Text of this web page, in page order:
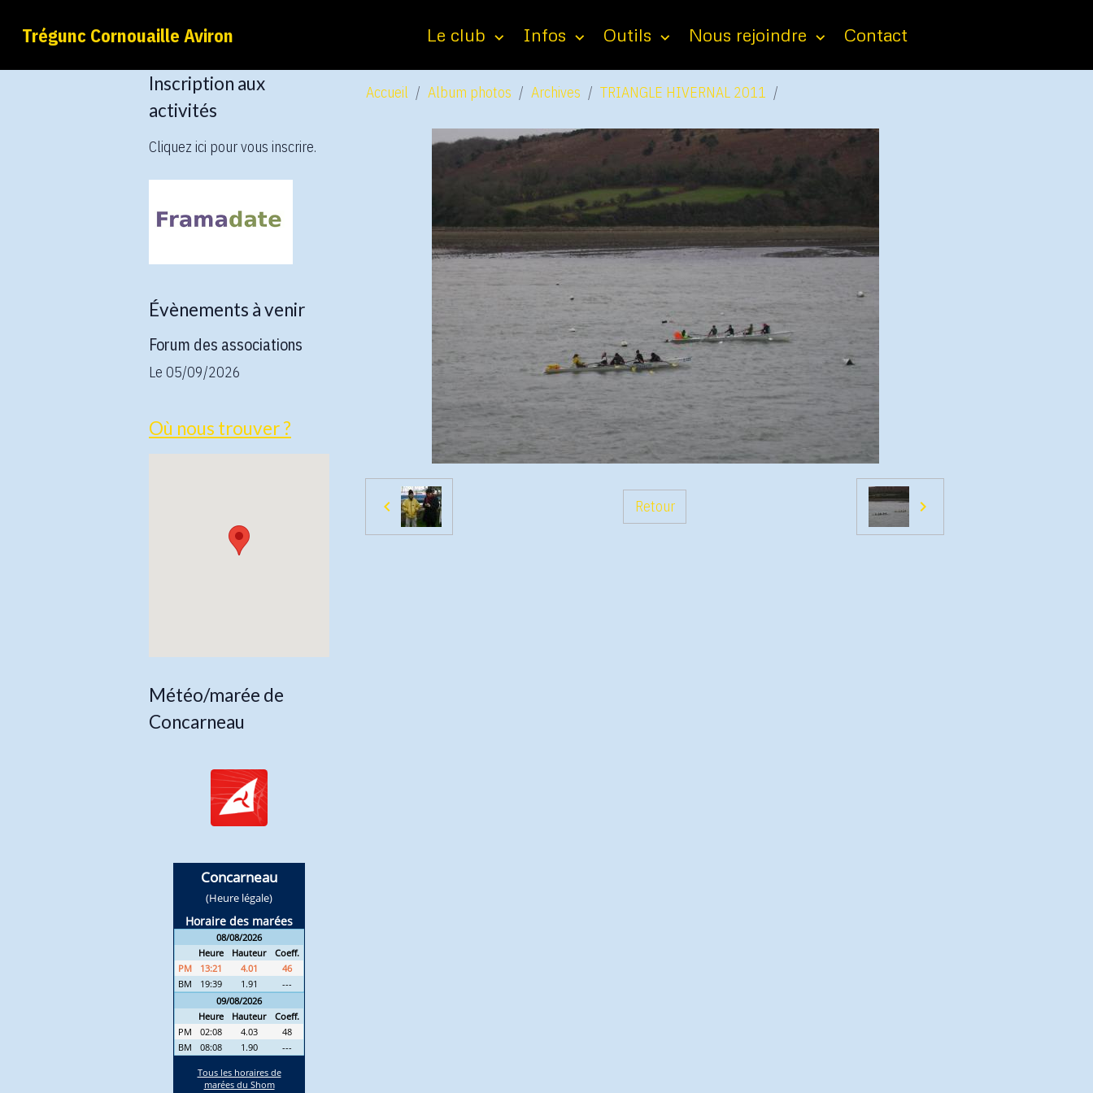
Trégunc Cornouaille Aviron Le club Infos Outils Nous rejoindre Contact
Accueil Album photos Archives TRIANGLE HIVERNAL 2011
Retour
Inscription aux
activités
Cliquez ici pour vous inscrire.
Évènements à venir
Forum des associations
Le 05/09/2026
Où nous trouver ?
Météo/marée de
Concarneau